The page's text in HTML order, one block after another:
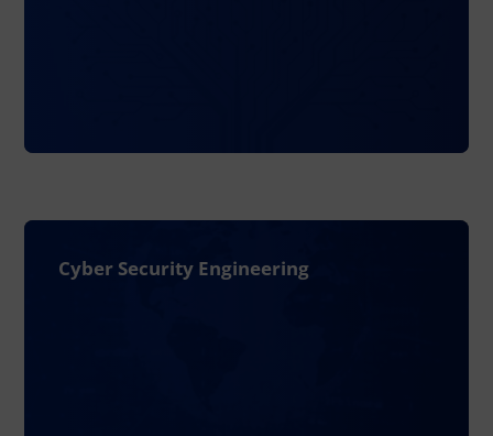
Cyber Security Engineering